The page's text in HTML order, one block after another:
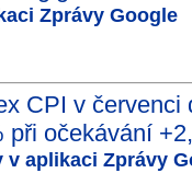
Zprávy Google
CPI v
při očekávání
aplikaci Zprávy